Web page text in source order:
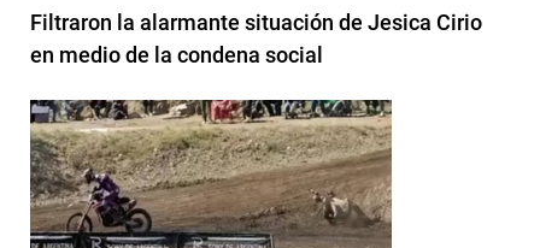
Filtraron la alarmante situación de Jesica Cirio
en medio de la condena social